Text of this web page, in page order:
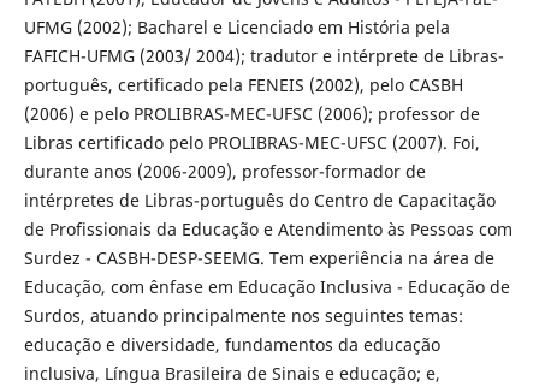
UFMG (2002); Bacharel e Licenciado em História pela
FAFICH-UFMG (2003/ 2004); tradutor e intérprete de Libras-
português, certificado pela FENEIS (2002), pelo CASBH
(2006) e pelo PROLIBRAS-MEC-UFSC (2006); professor de
Libras certificado pelo PROLIBRAS-MEC-UFSC (2007). Foi,
durante anos (2006-2009), professor-formador de
intérpretes de Libras-português do Centro de Capacitação
de Profissionais da Educação e Atendimento às Pessoas com
Surdez - CASBH-DESP-SEEMG. Tem experiência na área de
Educação, com ênfase em Educação Inclusiva - Educação de
Surdos, atuando principalmente nos seguintes temas:
educação e diversidade, fundamentos da educação
inclusiva, Língua Brasileira de Sinais e educação; e,